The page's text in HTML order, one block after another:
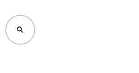
SUCHEN